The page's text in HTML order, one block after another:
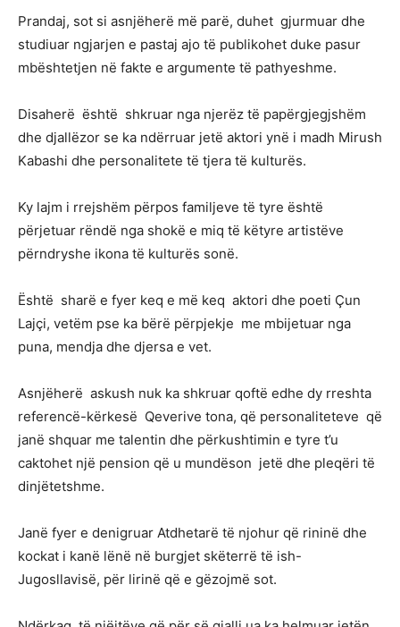
Prandaj, sot si asnjëherë më parë, duhet gjurmuar dhe
studiuar ngjarjen e pastaj ajo të publikohet duke pasur
mbështetjen në fakte e argumente të pathyeshme.
Disaherë është shkruar nga njerëz të papërgjegjshëm
dhe djallëzor se ka ndërruar jetë aktori ynë i madh Mirush
Kabashi dhe personalitete të tjera të kulturës.
Ky lajm i rrejshëm përpos familjeve të tyre është
përjetuar rëndë nga shokë e miq të këtyre artistëve
përndryshe ikona të kulturës sonë.
Është sharë e fyer keq e më keq aktori dhe poeti Çun
Lajçi, vetëm pse ka bërë përpjekje me mbijetuar nga
puna, mendja dhe djersa e vet.
Asnjëherë askush nuk ka shkruar qoftë edhe dy rreshta
referencë-kërkesë Qeverive tona, që personaliteteve që
janë shquar me talentin dhe përkushtimin e tyre t’u
caktohet një pension që u mundëson jetë dhe pleqëri të
dinjëtetshme.
Janë fyer e denigruar Atdhetarë të njohur që rininë dhe
kockat i kanë lënë në burgjet skëterrë të ish-
Jugosllavisë, për lirinë që e gëzojmë sot.